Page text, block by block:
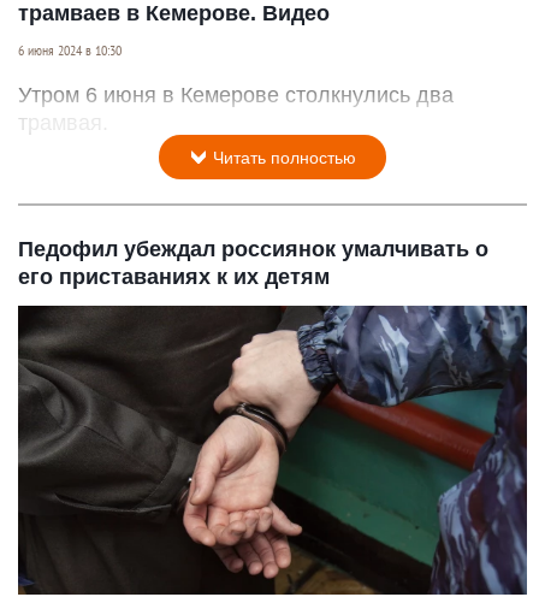
трамваев в Кемерове. Видео
6 июня 2024 в 10:30
Утром 6 июня в Кемерове столкнулись два
трамвая.
Читать полностью
Педофил убеждал россиянок умалчивать о
его приставаниях к их детям